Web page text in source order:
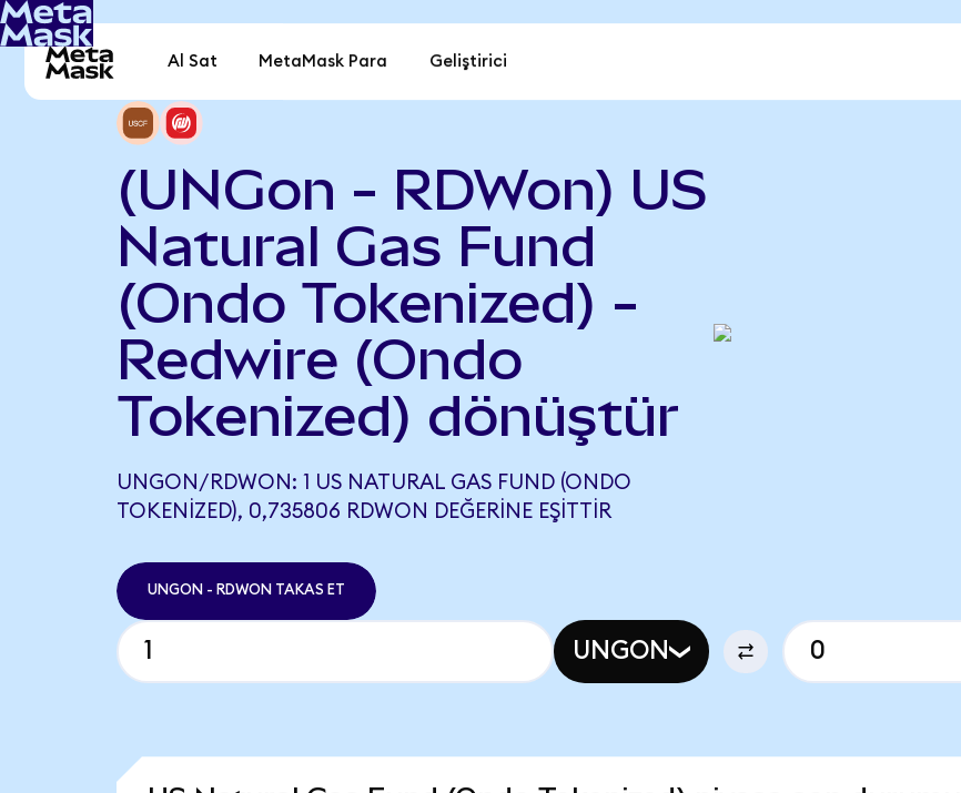
Al Sat MetaMask Para Geliştirici
(UNGon - RDWon) US
Natural Gas Fund
(Ondo Tokenized) -
Redwire (Ondo
Tokenized) dönüştür
UNGON/RDWON: 1 US NATURAL GAS FUND (ONDO
TOKENIZED), 0,735806 RDWON DEĞERINE EŞITTIR
UNGON - RDWON TAKAS ET
UNGON